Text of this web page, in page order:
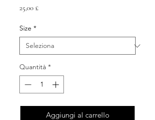
25,00 £Prezzo
Size *
Quantità *
Aggiungi al carrello